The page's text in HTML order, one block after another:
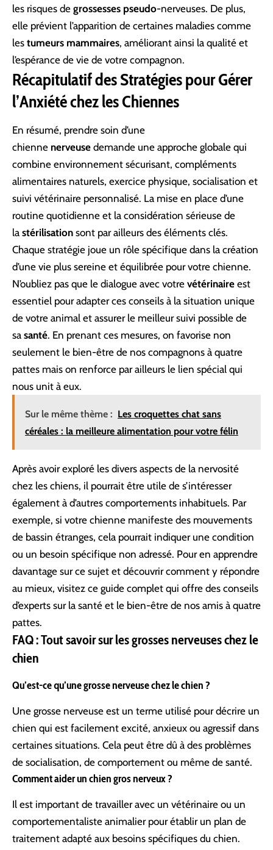
les risques de grossesses pseudo-nerveuses. De plus,
elle prévient l’apparition de certaines maladies comme
les tumeurs mammaires, améliorant ainsi la qualité et
l’espérance de vie de votre compagnon.
Récapitulatif des Stratégies pour Gérer
l’Anxiété chez les Chiennes
En résumé, prendre soin d’une
chienne nerveuse demande une approche globale qui
combine environnement sécurisant, compléments
alimentaires naturels, exercice physique, socialisation et
suivi vétérinaire personnalisé. La mise en place d’une
routine quotidienne et la considération sérieuse de
la stérilisation sont par ailleurs des éléments clés.
Chaque stratégie joue un rôle spécifique dans la création
d’une vie plus sereine et équilibrée pour votre chienne.
N’oubliez pas que le dialogue avec votre vétérinaire est
essentiel pour adapter ces conseils à la situation unique
de votre animal et assurer le meilleur suivi possible de
sa santé. En prenant ces mesures, on favorise non
seulement le bien-être de nos compagnons à quatre
pattes mais on renforce par ailleurs le lien spécial qui
nous unit à eux.
Sur le même thème : Les croquettes chat sans
céréales : la meilleure alimentation pour votre félin
Après avoir exploré les divers aspects de la nervosité
chez les chiens, il pourrait être utile de s’intéresser
également à d’autres comportements inhabituels. Par
exemple, si votre chienne manifeste des mouvements
de bassin étranges, cela pourrait indiquer une condition
ou un besoin spécifique non adressé. Pour en apprendre
davantage sur ce sujet et découvrir comment y répondre
au mieux, visitez ce guide complet qui offre des conseils
d’experts sur la santé et le bien-être de nos amis à quatre
pattes.
FAQ : Tout savoir sur les grosses nerveuses chez le
chien
Qu’est-ce qu’une grosse nerveuse chez le chien ?
Une grosse nerveuse est un terme utilisé pour décrire un
chien qui est facilement excité, anxieux ou agressif dans
certaines situations. Cela peut être dû à des problèmes
de socialisation, de comportement ou même de santé.
Comment aider un chien gros nerveux ?
Il est important de travailler avec un vétérinaire ou un
comportementaliste animalier pour établir un plan de
traitement adapté aux besoins spécifiques du chien.